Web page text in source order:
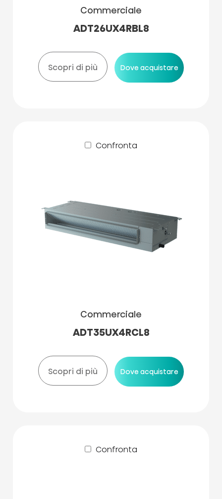
Commerciale
ADT26UX4RBL8
Scopri di più Dove acquistare
Confronta
Commerciale
ADT35UX4RCL8
Scopri di più Dove acquistare
Confronta